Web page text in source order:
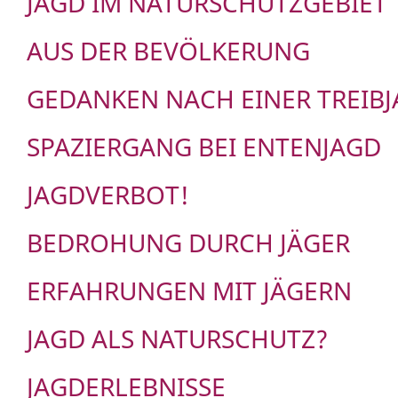
AUS DER BEVÖLKERUNG
GEDANKEN NACH EINER
SPAZIERGANG BEI ENTENJAGD
JAGDVERBOT!
BEDROHUNG DURCH JÄGER
ERFAHRUNGEN MIT JÄGERN
JAGD ALS NATURSCHUTZ?
JAGDERLEBNISSE